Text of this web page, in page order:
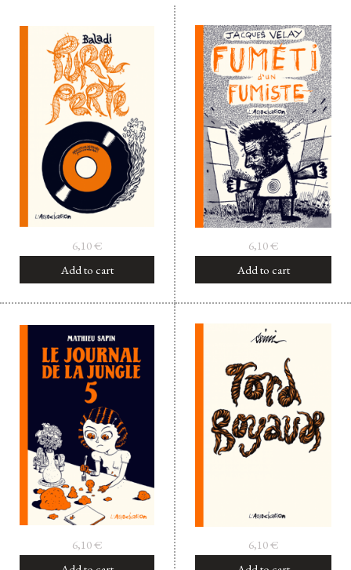
6,10€
Add to cart
6,10€
Add to cart
6,10€
6,10€